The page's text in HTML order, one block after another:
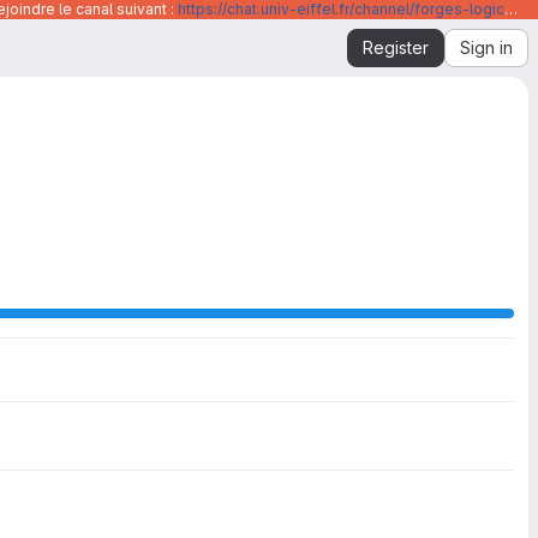
le canal suivant : https://chat.univ-eiffel.fr/channel/forges-logicielles-github-et-gitlab-universite-gustave-eiffel
Register Sign in